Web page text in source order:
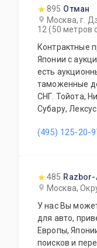
895 Отман
Москва, г.
12 (50
Контрактные
Японии с
есть
таможенные
СНГ. Тойота,
Субару, Лексус.
(495) 125-20-
485
Москва,
У нас Вы
для авто,
Европы,
поисков и